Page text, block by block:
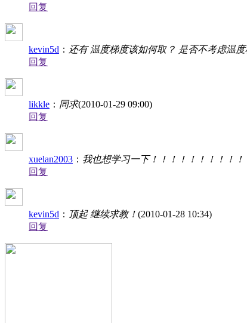
回复
kevin5d ： 还有 温度梯度该如何取？ 是否不考虑温
回复
likkle ： 同求(2010-01-29 09:00)
回复
xuelan2003 ： 我也想学习一下！！！！！！！！！！
回复
kevin5d ： 顶起 继续求教！ (2010-01-28 10:34)
回复